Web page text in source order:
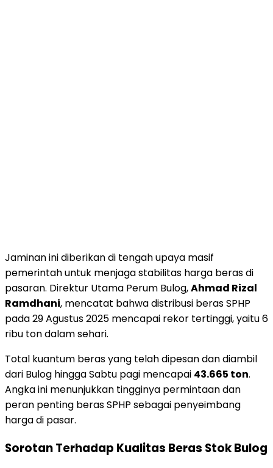
Jaminan ini diberikan di tengah upaya masif
pemerintah untuk menjaga stabilitas harga beras di
pasaran. Direktur Utama Perum Bulog,Ahmad Rizal
Ramdhani, mencatat bahwa distribusi beras SPHP
pada 29 Agustus 2025 mencapai rekor tertinggi, yaitu 6
ribu ton dalam sehari.
Total kuantum beras yang telah dipesan dan diambil
dari Bulog hingga Sabtu pagi mencapai 43.665 ton.
Angka ini menunjukkan tingginya permintaan dan
peran penting beras SPHP sebagai penyeimbang
harga di pasar.
Sorotan Terhadap Kualitas Beras Stok Bulog